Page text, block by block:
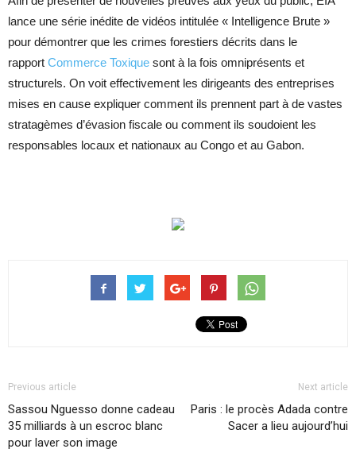
lance une série inédite de vidéos intitulée « Intelligence Brute »
pour démontrer que les crimes forestiers décrits dans le
rapport Commerce Toxique sont à la fois omniprésents et
structurels. On voit effectivement les dirigeants des entreprises
mises en cause expliquer comment ils prennent part à de vastes
stratagèmes d’évasion fiscale ou comment ils soudoient les
responsables locaux et nationaux au Congo et au Gabon.
Previous article
Sassou Nguesso donne cadeau
35 milliards à un escroc blanc
pour laver son image
Next article
Paris : le procès Adada contre
Sacer a lieu aujourd’hui